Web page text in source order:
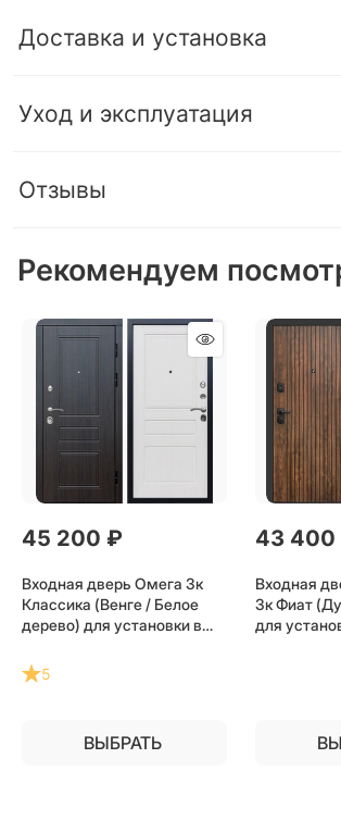
Доставка и установка
Уход и эксплуатация
Отзывы
Рекомендуем
45 200 ₽
Входная дверь Омега 3к
Классика (Венге / Белое
дерево) для установки в
5
ВЫБРАТЬ
43 400
Входная
3к Фиат
для